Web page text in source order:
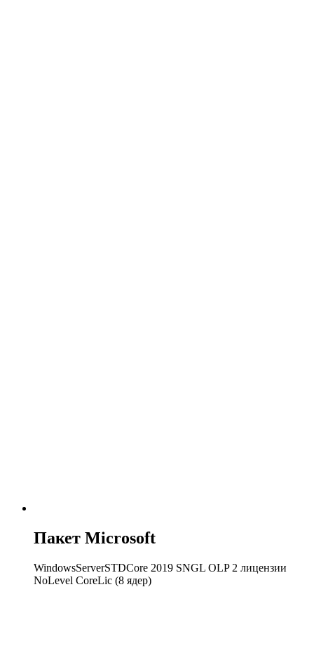
Пакет Microsoft
WindowsServerSTDCore 2019 SNGL OLP 2 лицензии
NoLevel CoreLic (8 ядер)